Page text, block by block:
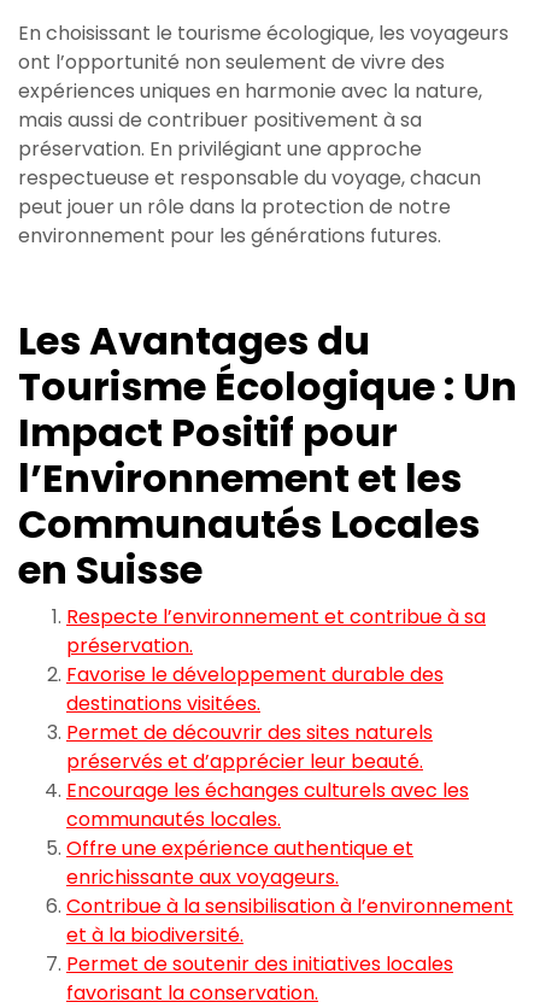
En choisissant le tourisme écologique, les voyageurs
ont l’opportunité non seulement de vivre des
expériences uniques en harmonie avec la nature,
mais aussi de contribuer positivement à sa
préservation. En privilégiant une approche
respectueuse et responsable du voyage, chacun
peut jouer un rôle dans la protection de notre
environnement pour les générations futures.
Les Avantages du
Tourisme Écologique : Un
Impact Positif pour
l’Environnement et les
Communautés Locales
en Suisse
Respecte l’environnement et contribue à sa
préservation.
Favorise le développement durable des
destinations visitées.
Permet de découvrir des sites naturels
préservés et d’apprécier leur beauté.
Encourage les échanges culturels avec les
communautés locales.
Offre une expérience authentique et
enrichissante aux voyageurs.
Contribue à la sensibilisation à l’environnement
et à la biodiversité.
Permet de soutenir des initiatives locales
favorisant la conservation.